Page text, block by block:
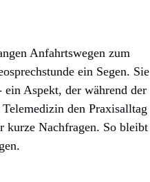
Anfahrtswegen zum
ein Segen. Sie
Aspekt, der während der
den Praxisalltag
kurze Nachfragen. So bleibt